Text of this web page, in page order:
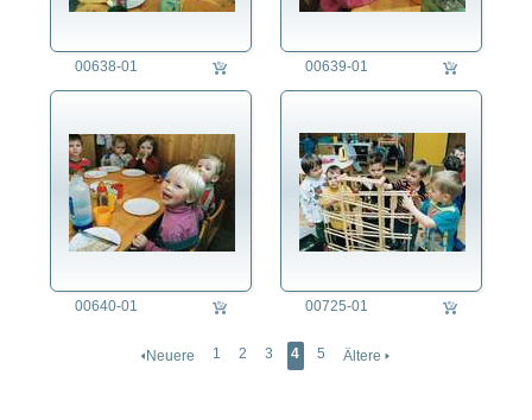
00638-01 00639-01
00640-01 00725-01
🢐Neuere 1 2 3 4 5 Ältere 🢒